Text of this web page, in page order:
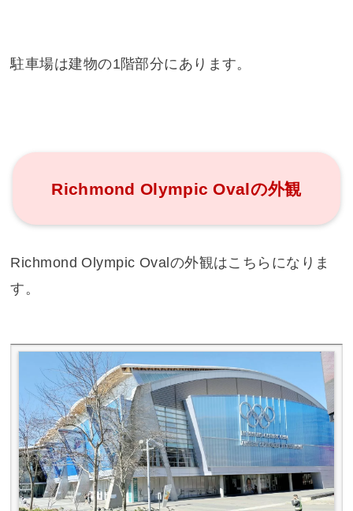
駐車場は建物の1階部分にあります。
Richmond Olympic Ovalの外観
Richmond Olympic Ovalの外観はこちらになりま
す。